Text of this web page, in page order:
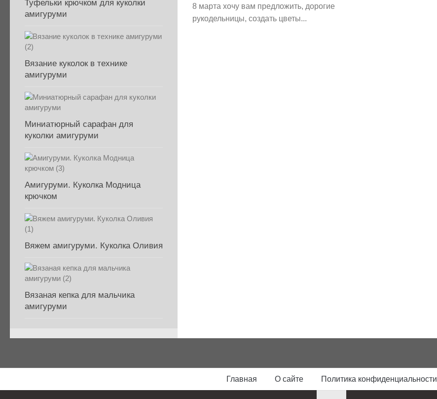
8 марта хочу вам предложить, дорогие
рукодельницы, создать цветы...
Туфельки крючком для куколки
амигуруми
Вязание куколок в технике
амигуруми
Миниатюрный сарафан для
куколки амигуруми
Амигуруми. Куколка Модница
крючком
Вяжем амигуруми. Куколка Оливия
Вязаная кепка для мальчика
амигуруми
Главная О сайте Политика конфиденциальности